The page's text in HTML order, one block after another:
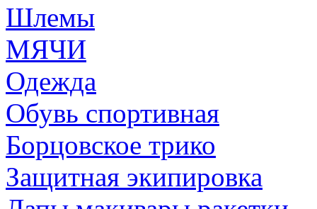
Шлемы
МЯЧИ
Одежда
Обувь спортивная
Борцовское трико
Защитная экипировка